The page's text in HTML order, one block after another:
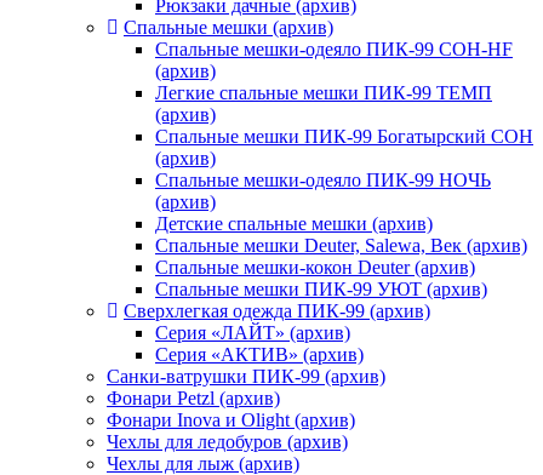
Рюкзаки дачные (архив)
Спальные мешки (архив)
Спальные мешки-одеяло ПИК-99 СОН-HF
(архив)
Легкие спальные мешки ПИК-99 ТЕМП
(архив)
Спальные мешки ПИК-99 Богатырский СОН
(архив)
Спальные мешки-одеяло ПИК-99 НОЧЬ
(архив)
Детские спальные мешки (архив)
Спальные мешки Deuter, Salewa, Век (архив)
Спальные мешки-кокон Deuter (архив)
Спальные мешки ПИК-99 УЮТ (архив)
Сверхлегкая одежда ПИК-99 (архив)
Серия «ЛАЙТ» (архив)
Серия «АКТИВ» (архив)
Санки-ватрушки ПИК-99 (архив)
Фонари Petzl (архив)
Фонари Inova и Olight (архив)
Чехлы для ледобуров (архив)
Чехлы для лыж (архив)